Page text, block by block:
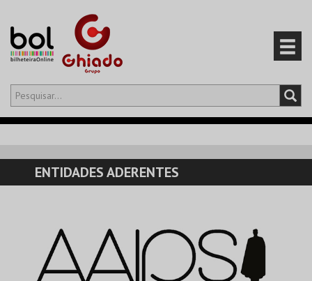
Olá,iniciar sessão
CARRINHO
EVENTOS
CARTÕES
PRODUTOS
ENTIDADES ADERENTES